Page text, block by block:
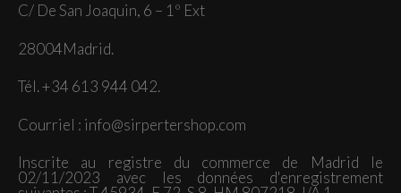
C/ De San Joaquin, 6 – 1º Ext
28004Madrid.
Tél. +34 613 944 042.
Courriel : info@sirpertershop.com
Inscrite au registre du commerce de Madrid le
02/11/2023 avec les données d'enregistrement